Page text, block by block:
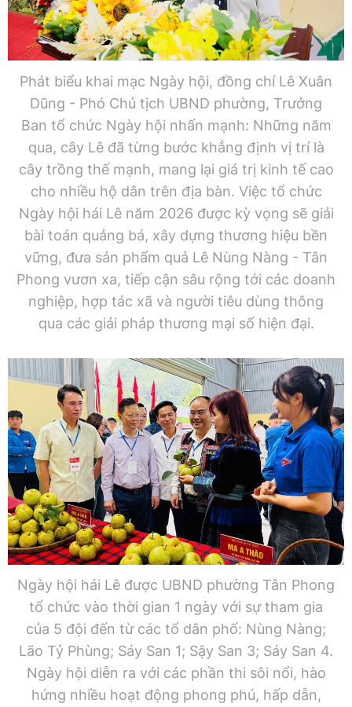
Phát biểu khai mạc Ngày hội, đồng chí Lê Xuân
Dũng - Phó Chủ tịch UBND phường, Trưởng
Ban tổ chức Ngày hội nhấn mạnh: Những năm
qua, cây Lê đã từng bước khẳng định vị trí là
cây trồng thế mạnh, mang lại giá trị kinh tế cao
cho nhiều hộ dân trên địa bàn. Việc tổ chức
Ngày hội hái Lê năm 2026 được kỳ vọng sẽ giải
bài toán quảng bá, xây dựng thương hiệu bền
vững, đưa sản phẩm quả Lê Nùng Nàng - Tân
Phong vươn xa, tiếp cận sâu rộng tới các doanh
nghiệp, hợp tác xã và người tiêu dùng thông
qua các giải pháp thương mại số hiện đại.
Ngày hội hái Lê được UBND phường Tân Phong
tổ chức vào thời gian 1 ngày với sự tham gia
của 5 đội đến từ các tổ dân phố: Nùng Nàng;
Lão Tỷ Phùng; Sáy San 1; Sậy San 3; Sáy San 4.
Ngày hội diễn ra với các phần thi sôi nổi, hào
hứng nhiều hoạt động phong phú, hấp dẫn,